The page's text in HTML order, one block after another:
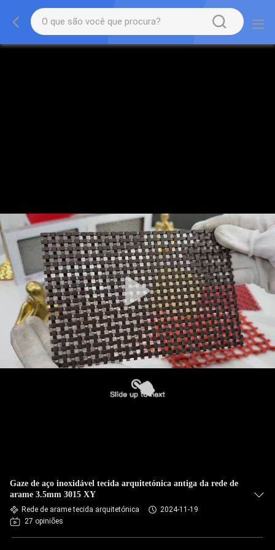
Gaze de aço inoxidável tecida arquitetónica antiga da rede de
arame 3.5mm 3015 XY
Rede de arame tecida arquitetónica
2024-11-19
27 opiniões